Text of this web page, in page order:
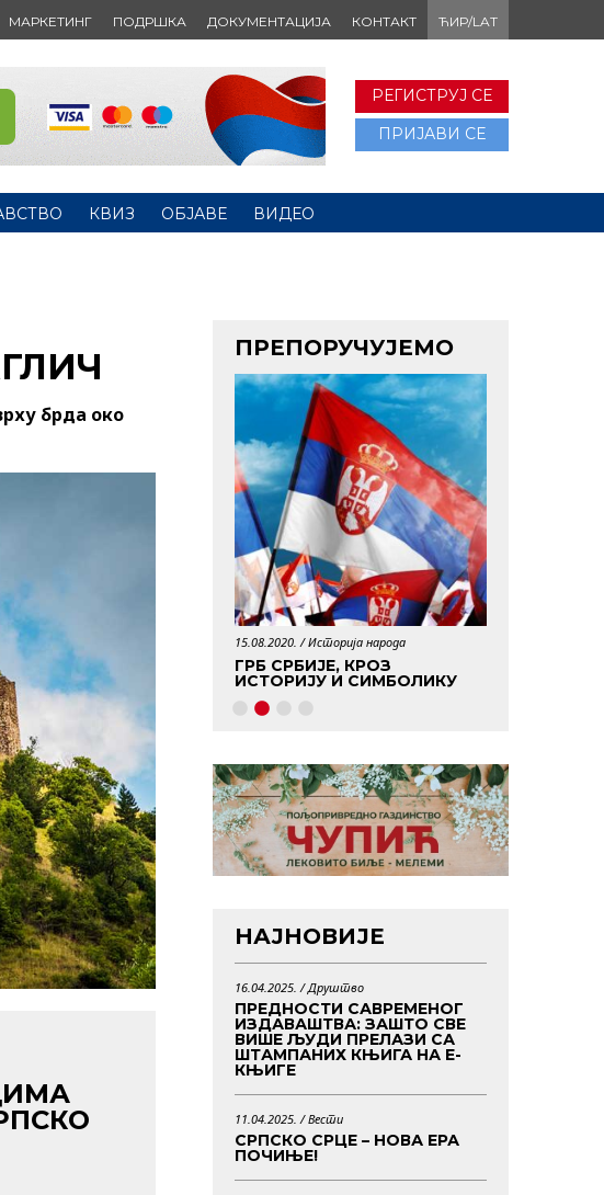
МАРКЕТИНГ ПОДРШКА ДОКУМЕНТАЦИЈА КОНТАКТ ЋИР/LAT
РЕГИСТРУЈ СЕ
ПРИЈАВИ СЕ
КВИЗ ОБЈАВЕ ВИДЕО
брда око
ПРЕПОРУЧУЈЕМО
/Привреда
СТАРИХ, ЗАБОРАВЉЕНИХ
15.08.2020. /Историја народа
ГРБ СРБИЈЕ, КРОЗ
ИСТОРИЈУ И СИМБОЛИКУ
НАЈНОВИЈЕ
16.04.2025. /Друштво
ПРЕДНОСТИ САВРЕМЕНОГ
ИЗДАВАШТВА: ЗАШТО СВЕ
ВИШЕ ЉУДИ ПРЕЛАЗИ СА
ШТАМПАНИХ КЊИГА НА Е-
КЊИГЕ
11.04.2025. /Вести
СРПСКО СРЦЕ – НОВА ЕРА
ПОЧИЊЕ!